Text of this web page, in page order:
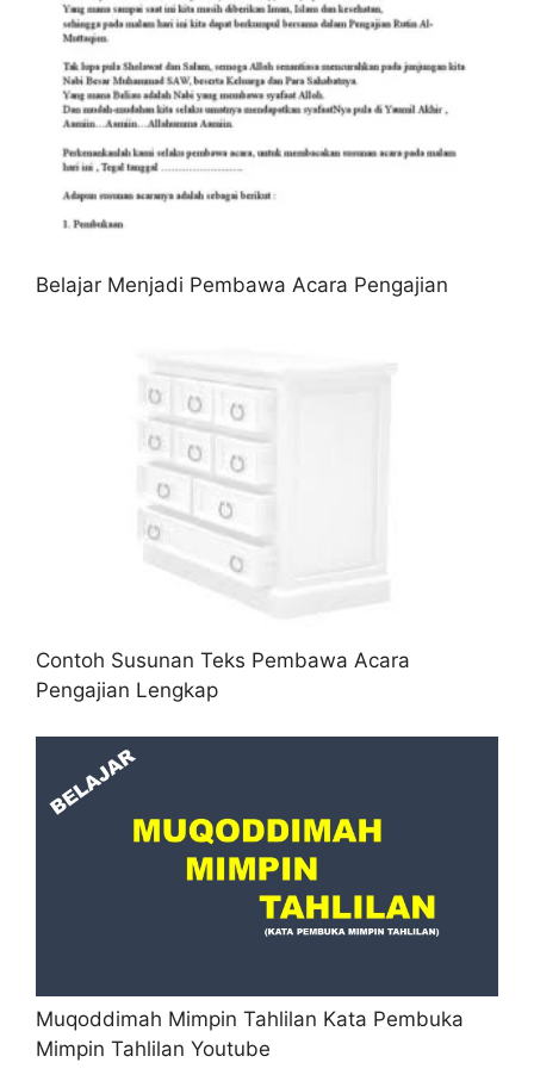
Belajar Menjadi Pembawa Acara Pengajian
Contoh Susunan Teks Pembawa Acara
Pengajian Lengkap
Muqoddimah Mimpin Tahlilan Kata Pembuka
Mimpin Tahlilan Youtube